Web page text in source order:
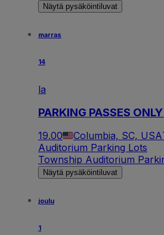
Näytä pysäköintiluvat
marras
14
la
PARKING PASSES
19.00 Columbia, SC, USA
Auditorium Parking Lots
Township Auditorium
Näytä pysäköintiluvat
joulu
1